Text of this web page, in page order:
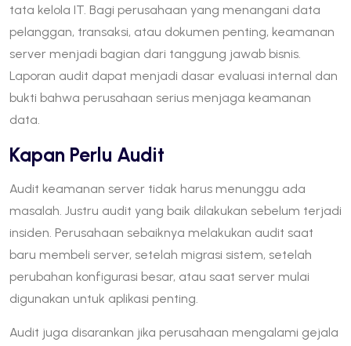
tata kelola IT. Bagi perusahaan yang menangani data
pelanggan, transaksi, atau dokumen penting, keamanan
server menjadi bagian dari tanggung jawab bisnis.
Laporan audit dapat menjadi dasar evaluasi internal dan
bukti bahwa perusahaan serius menjaga keamanan
data.
Kapan Perlu Audit
Audit keamanan server tidak harus menunggu ada
masalah. Justru audit yang baik dilakukan sebelum terjadi
insiden. Perusahaan sebaiknya melakukan audit saat
baru membeli server, setelah migrasi sistem, setelah
perubahan konfigurasi besar, atau saat server mulai
digunakan untuk aplikasi penting.
Audit juga disarankan jika perusahaan mengalami gejala